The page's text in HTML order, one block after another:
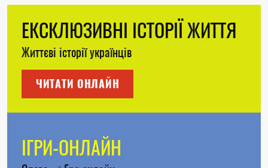
ЕКСКЛЮЗИВНІ ІСТОРІЇ ЖИТТЯ
Життєві історії українців
ЧИТАТИ ОНЛАЙН
ІГРИ-ОНЛАЙН